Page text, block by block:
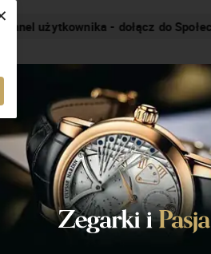
Nakręcamy pozytywnie... cały
I PASJA